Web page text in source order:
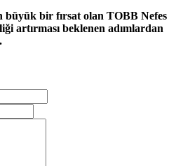
büyük bir fırsat olan TOBB Nefes
artırması beklenen adımlardan